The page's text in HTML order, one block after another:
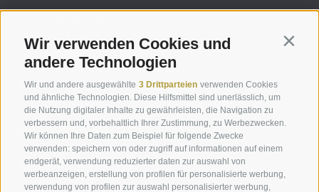
Wir verwenden Cookies und
andere Technologien
Wir und andere ausgewählte 3 Drittparteien verwenden Cookies
und ähnliche Technologien. Diese Hilfsmittel sind unerlässlich, um
die Nutzung digitaler Inhalte zu gewährleisten, die Navigation zu
verbessern und, vorbehaltlich Ihrer Zustimmung, zu Werbezwecken.
Wir können Ihre Daten zum Beispiel für folgende Zwecke
verwenden: speichern von oder zugriff auf informationen auf einem
endgerät, verwendung reduzierter daten zur auswahl von
werbeanzeigen, erstellung von profilen für personalisierte werbung,
verwendung von profilen zur auswahl personalisierter werbung,
info@braunvieh.it
PEC:brownswiss@pec.rolmail.net
MwSt. Nr.: IT00145030219
ÖFFNUNGSZEITEN
Montag bis Donnerstag
08.00-12.30 / 13.30-16.30